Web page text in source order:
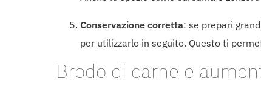
Conservazione corretta: se prepari
per utilizzarlo in seguito. Questo ti
Brodo di carne e